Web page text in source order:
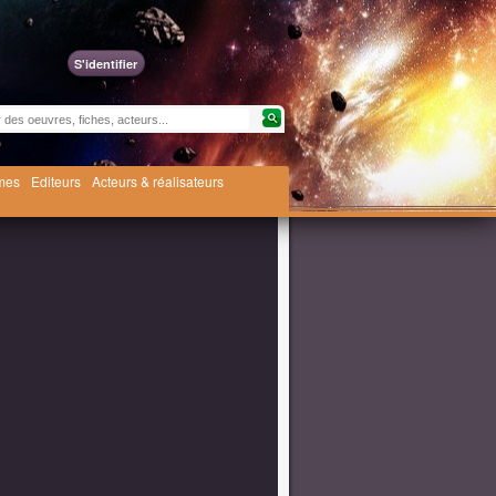
S'identifier
Editeurs Acteurs & réalisateurs